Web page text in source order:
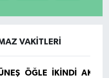
VAKITLERI
ÖĞLE İKINDI